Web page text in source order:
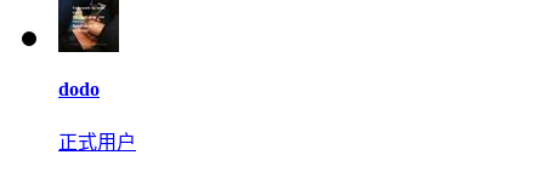
dodo
正式用户